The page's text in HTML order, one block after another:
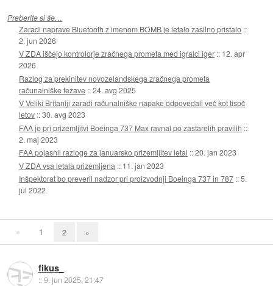
Preberite si še…
Zaradi naprave Bluetooth z imenom BOMB je letalo zasilno pristalo ::
2. jun 2026
V ZDA iščejo kontrolorje zračnega prometa med igralci iger :: 12. apr
2026
Razlog za prekinitev novozelandskega zračnega prometa
računalniške težave ::24. avg 2025
V Veliki Britaniji zaradi računalniške napake odpovedali več kot tisoč
letov ::30. avg 2023
FAA je pri prizemljitvi Boeinga 737 Max ravnal po zastarelih pravilih ::
2. maj 2023
FAA pojasnil razloge za januarsko prizemljitev letal ::20. jan 2023
V ZDA vsa letala prizemljena :: 11. jan 2023
Inšpektorat bo preveril nadzor pri proizvodnji Boeinga 737 in 787 ::5.
jul 2022
« 1 2 »
fikus_
::9. jun 2025, 21:47